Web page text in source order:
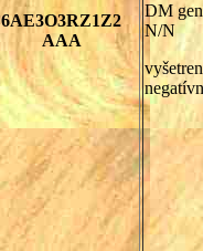
6AE3O3RZ1Z2
AAA
DM
N/N